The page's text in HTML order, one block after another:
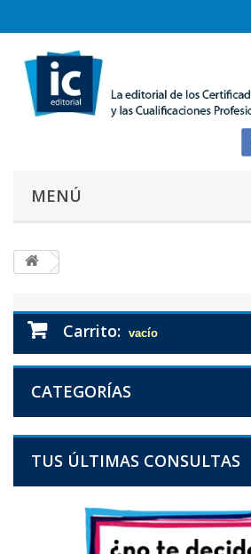
MENÚ
Carrito: vacío
CATEGORÍAS
TUS ÚLTIMAS CONSULTAS